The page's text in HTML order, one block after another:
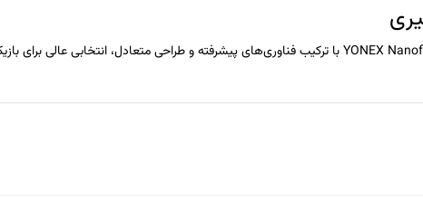
YONEXبا ترکیب فناوری‌های پیشرفته و طراحی متعادل، انتخابی عالی برای